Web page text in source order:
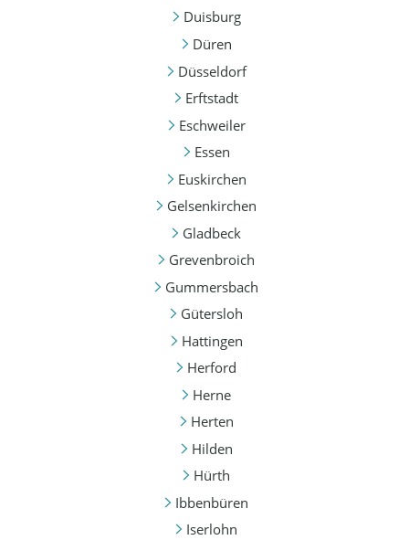
Duisburg
Düren
Düsseldorf
Erftstadt
Eschweiler
Essen
Euskirchen
Gelsenkirchen
Gladbeck
Grevenbroich
Gummersbach
Gütersloh
Hattingen
Herford
Herne
Herten
Hilden
Hürth
Ibbenbüren
Iserlohn